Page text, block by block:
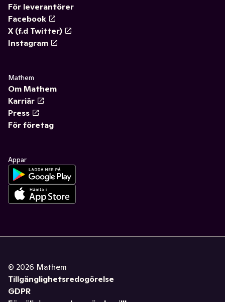
För leverantörer
Facebook
X (f.d Twitter)
Instagram
Mathem
Om Mathem
Karriär
Press
För företag
Appar
© 2026 Mathem
Tillgänglighetsredogörelse
GDPR